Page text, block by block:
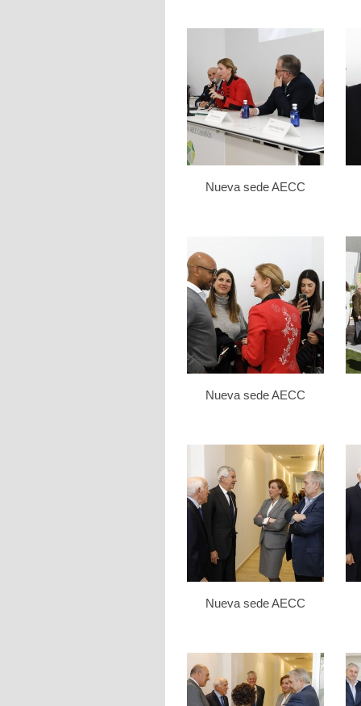
Nueva sede AECC
Nueva sede AECC
Nueva sede AECC